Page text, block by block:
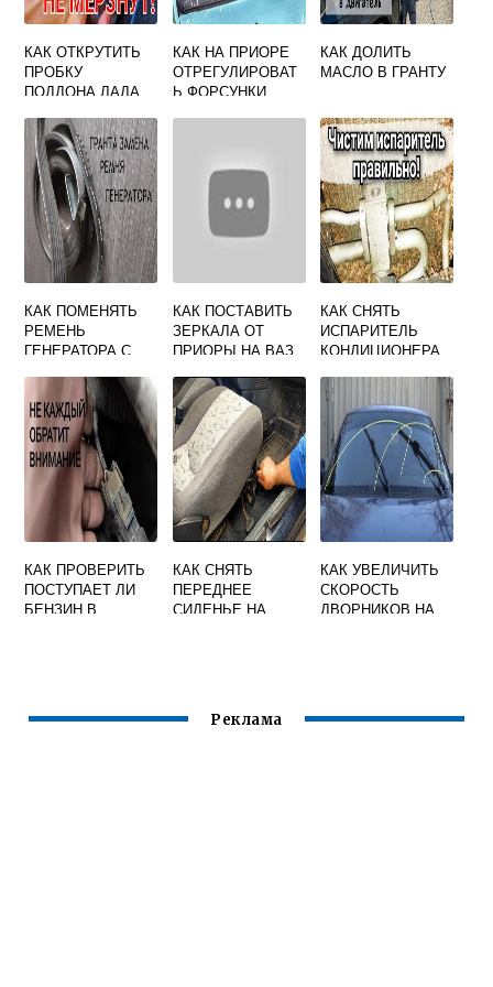
КАК ОТКРУТИТЬ
ПРОБКУ
ПОДДОНА ЛАДА
КАК НА ПРИОРЕ
ОТРЕГУЛИРОВАТ
Ь ФОРСУНКИ
КАК ДОЛИТЬ
МАСЛО В ГРАНТУ
КАК ПОМЕНЯТЬ
РЕМЕНЬ
ГЕНЕРАТОРА С
М НА ГРАНТЕ
КАК ПОСТАВИТЬ
ЗЕРКАЛА ОТ
ПРИОРЫ НА ВАЗ
КАК СНЯТЬ
ИСПАРИТЕЛЬ
КОНДИЦИОНЕРА
КАК ПРОВЕРИТЬ
ПОСТУПАЕТ ЛИ
БЕНЗИН В
КАК СНЯТЬ
ПЕРЕДНЕЕ
СИДЕНЬЕ НА
КАК УВЕЛИЧИТЬ
СКОРОСТЬ
ДВОРНИКОВ НА
Реклама